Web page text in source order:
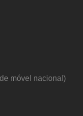
móvel nacional)